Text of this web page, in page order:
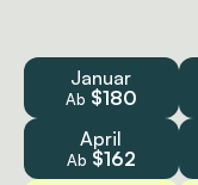
Januar
Ab $180
April
Ab $162